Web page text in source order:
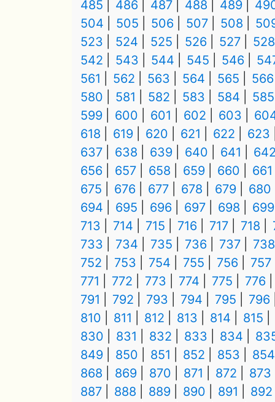
485 486 487 488 489
504
505 506 507 508
523
524 525 526 527
528
542
543 544 545 546
561
562 563 564 565
566
580
581 582 583 584
585
599
600 601 602 603
618
619 620 621 622
623
637
638 639 640 641
656
657 658 659 660
661
675
676 677 678 679
680
694
695 696 697 698
699
713
714 715 716 717 718
733
734 735 736 737
738
752
753 754 755 756
757
771
772 773 774 775
776
791
792 793 794 795
796
810
811 812 813 814
815
830
831 832 833 834
849
850 851 852 853
854
868
869 870 871 872
873
887
888 889 890 891
892